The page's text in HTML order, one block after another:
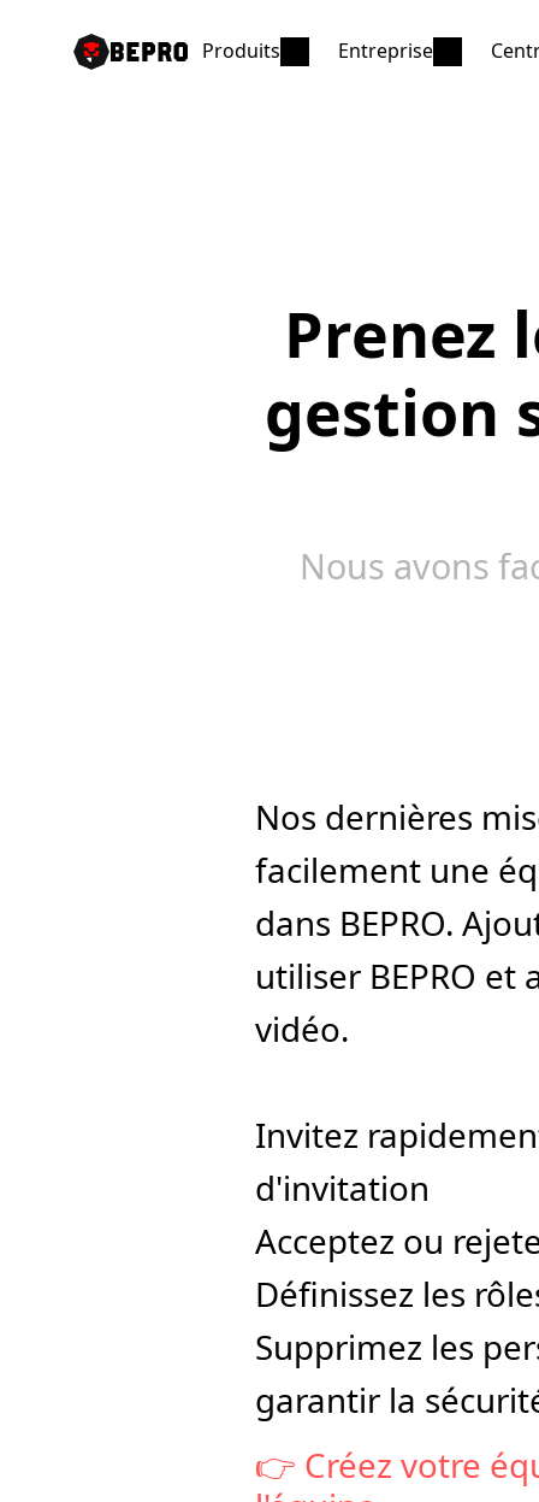
Produits Entreprise
Prenez
gestion
Nous avons
Nos dernières
facilement une
dans BEPRO.
utiliser BEPRO
vidéo.
Invitez
d'invitation
Acceptez ou
Définissez les
Supprimez les
garantir la
👉 Créez votre